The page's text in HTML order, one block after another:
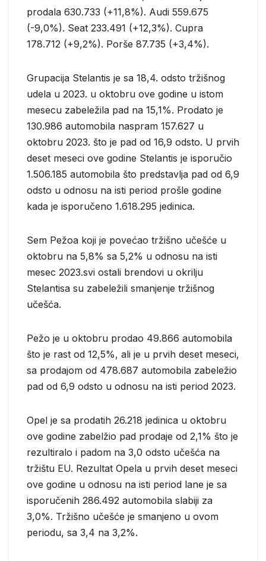
prodala 630.733 (+11,8%). Audi 559.675
(-9,0%). Seat 233.491 (+12,3%). Cupra
178.712 (+9,2%). Porše 87.735 (+3,4%).
Grupacija Stelantis je sa 18,4. odsto tržišnog
udela u 2023. u oktobru ove godine u istom
mesecu zabeležila pad na 15,1%. Prodato je
130.986 automobila naspram 157.627 u
oktobru 2023. što je pad od 16,9 odsto. U prvih
deset meseci ove godine Stelantis je isporučio
1.506.185 automobila što predstavlja pad od 6,9
odsto u odnosu na isti period prošle godine
kada je isporučeno 1.618.295 jedinica.
Sem Pežoa koji je povećao tržišno učešće u
oktobru na 5,8% sa 5,2% u odnosu na isti
mesec 2023.svi ostali brendovi u okrilju
Stelantisa su zabeležili smanjenje tržišnog
učešća.
Pežo je u oktobru prodao 49.866 automobila
što je rast od 12,5%, ali je u prvih deset meseci,
sa prodajom od 478.687 automobila zabeležio
pad od 6,9 odsto u odnosu na isti period 2023.
Opel je sa prodatih 26.218 jedinica u oktobru
ove godine zabelžio pad prodaje od 2,1% što je
rezultiralo i padom na 3,0 odsto učešća na
tržištu EU. Rezultat Opela u prvih deset meseci
ove godine u odnosu na isti period lane je sa
isporučenih 286.492 automobila slabiji za
3,0%. Tržišno učešće je smanjeno u ovom
periodu, sa 3,4 na 3,2%.